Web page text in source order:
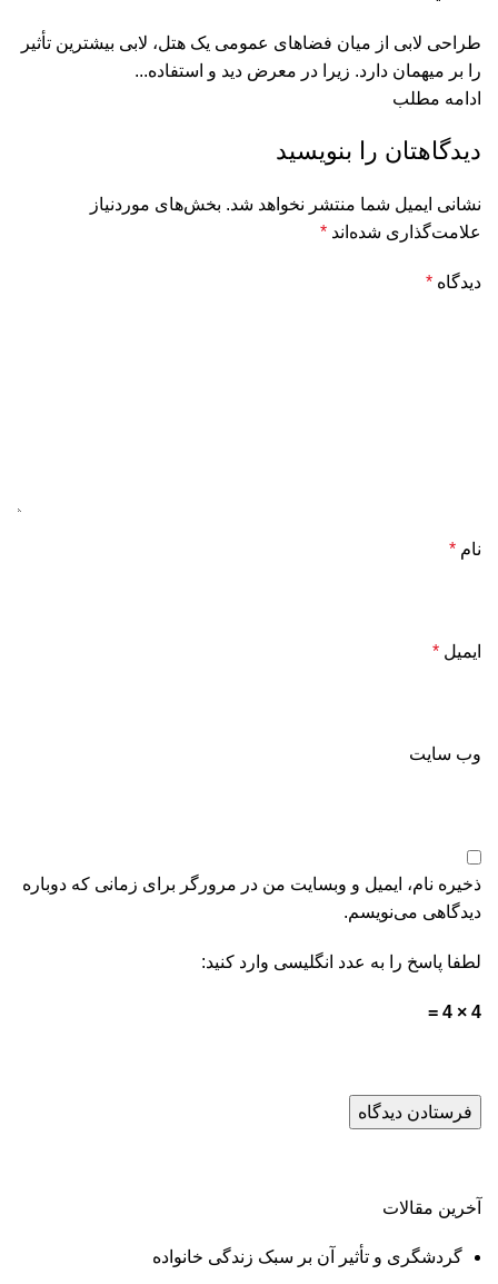
طراحی لابی از میان فضاهای عمومی یک هتل، لابی بیشترین تأثیر
را بر میهمان دارد. زیرا در معرض دید و استفاده...
ادامه مطلب
دیدگاهتان را بنویسید
نشانی ایمیل شما منتشر نخواهد شد. بخش‌های موردنیاز
علامت‌گذاری شده‌اند *
دیدگاه *
نام *
ایمیل *
وب‌ سایت
ذخیره نام، ایمیل و وبسایت من در مرورگر برای زمانی که دوباره
دیدگاهی می‌نویسم.
لطفا پاسخ را به عدد انگلیسی وارد کنید:
4 × 4 =
آخرین مقالات
گردشگری و تأثیر آن بر سبک زندگی خانواده